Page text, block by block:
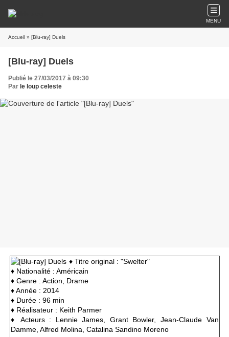
MENU
Accueil » [Blu-ray] Duels
[Blu-ray] Duels
Publié le 27/03/2017 à 09:30
Par le loup celeste
♦ Titre original : "Swelter"
♦ Nationalité : Américain
♦ Genre : Action, Drame
♦ Année : 2014
♦ Durée : 96 min
♦ Réalisateur : Keith Parmer
♦ Acteurs : Lennie James, Grant Bowler, Jean-Claude Van
Damme, Alfred Molina, Catalina Sandino Moreno